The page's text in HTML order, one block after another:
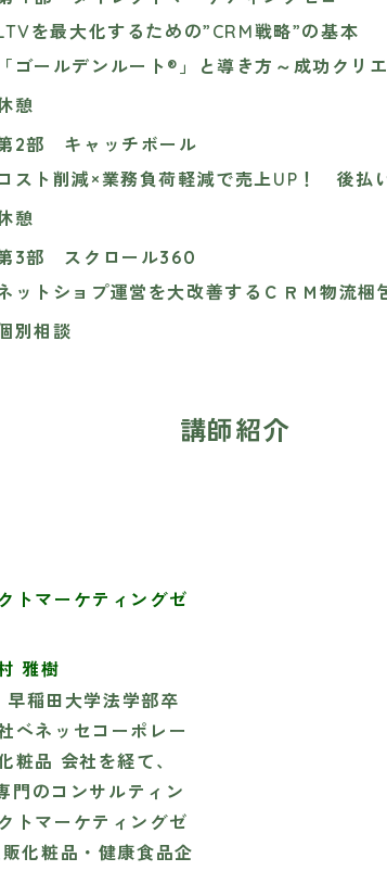
を最大化するための”CRM戦略”の基本
「ゴールデンルート®」と導き方～成功クリ
憩
2部 キャッチボール
スト削減×業務負荷軽減で売上UP！ 後払
憩
3部 スクロール360
ットショプ運営を大改善するＣＲＭ物流梱
別相談
講師紹介
トマーケティングゼ
雅樹
稲田大学法学部卒
ベネッセコーポレー
粧品 会社を経て、
門のコンサルティン
トマーケティングゼ
化粧品・健康食品企